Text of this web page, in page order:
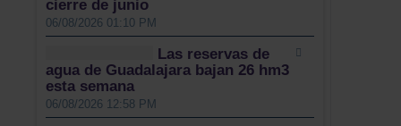
cierre de junio
06/08/2026 01:10 PM
Las reservas de
agua de Guadalajara bajan 26 hm3
esta semana
06/08/2026 12:58 PM